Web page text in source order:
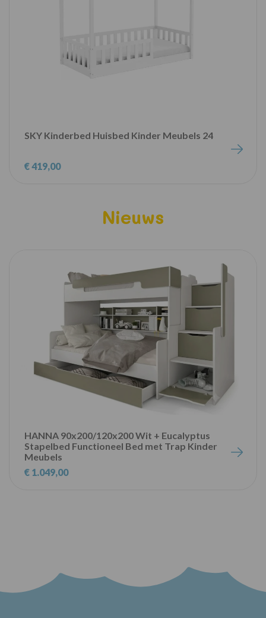
SKY Kinderbed Huisbed Kinder Meubels 24
€ 419,00
Nieuws
HANNA 90x200/120x200 Wit + Eucalyptus
Stapelbed Functioneel Bed met Trap Kinder
Meubels
€ 1.049,00